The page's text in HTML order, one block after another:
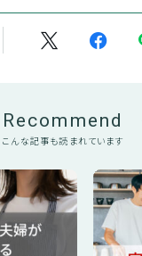
Recommend
こんな記事も読まれています